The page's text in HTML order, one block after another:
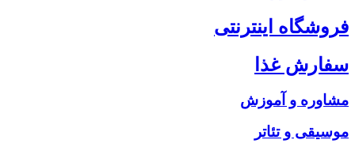
فروشگاه اینترنتی
سفارش غذا
مشاوره و آموزش
موسیقی و تئاتر